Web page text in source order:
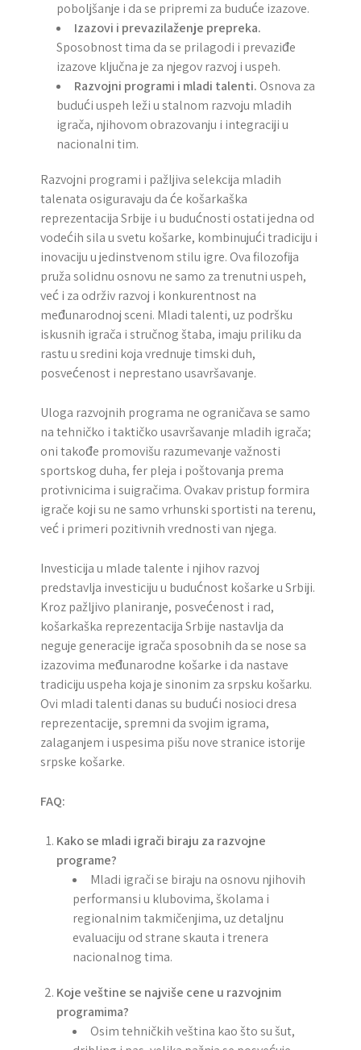
poboljšanje i da se pripremi za buduće izazove.
Izazovi i prevazilaženje prepreka.
Sposobnost tima da se prilagodi i prevaziđe
izazove ključna je za njegov razvoj i uspeh.
Razvojni programi i mladi talenti.Osnova za
budući uspeh leži u stalnom razvoju mladih
igrača, njihovom obrazovanju i integraciji u
nacionalni tim.
Razvojni programi i pažljiva selekcija mladih
talenata osiguravaju da će košarkaška
reprezentacija Srbije i u budućnosti ostati jedna od
vodećih sila u svetu košarke, kombinujući tradiciju i
inovaciju u jedinstvenom stilu igre. Ova filozofija
pruža solidnu osnovu ne samo za trenutni uspeh,
već i za održiv razvoj i konkurentnost na
međunarodnoj sceni. Mladi talenti, uz podršku
iskusnih igrača i stručnog štaba, imaju priliku da
rastu u sredini koja vrednuje timski duh,
posvećenost i neprestano usavršavanje.
Uloga razvojnih programa ne ograničava se samo
na tehničko i taktičko usavršavanje mladih igrača;
oni takođe promovišu razumevanje važnosti
sportskog duha, fer pleja i poštovanja prema
protivnicima i suigračima. Ovakav pristup formira
igrače koji su ne samo vrhunski sportisti na terenu,
već i primeri pozitivnih vrednosti van njega.
Investicija u mlade talente i njihov razvoj
predstavlja investiciju u budućnost košarke u Srbiji.
Kroz pažljivo planiranje, posvećenost i rad,
košarkaška reprezentacija Srbije nastavlja da
neguje generacije igrača sposobnih da se nose sa
izazovima međunarodne košarke i da nastave
tradiciju uspeha koja je sinonim za srpsku košarku.
Ovi mladi talenti danas su budući nosioci dresa
reprezentacije, spremni da svojim igrama,
zalaganjem i uspesima pišu nove stranice istorije
srpske košarke.
FAQ:
Kako se mladi igrači biraju za razvojne
programe?
Mladi igrači se biraju na osnovu njihovih
performansi u klubovima, školama i
regionalnim takmičenjima, uz detaljnu
evaluaciju od strane skauta i trenera
nacionalnog tima.
Koje veštine se najviše cene u razvojnim
programima?
Osim tehničkih veština kao što su šut,